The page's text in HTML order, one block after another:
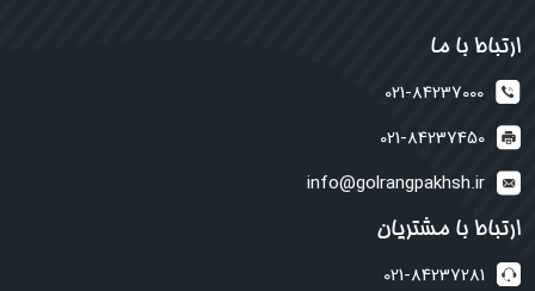
ارتباط با ما
021-84237000
021-84237450
info@golrangpakhsh.ir
ارتباط با مشتریان
021-84237281